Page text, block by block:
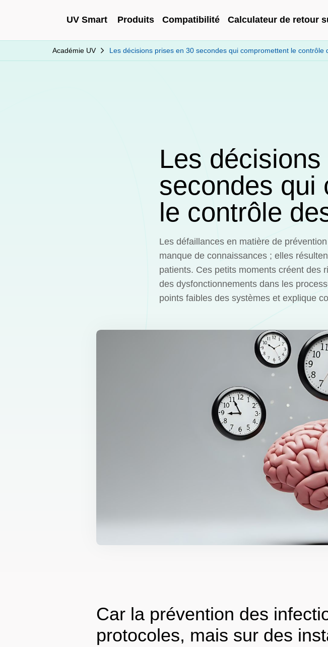
UV Smart Produits Compatibilité Calculateur de retour
Académie UV Les décisions prises en 30 secondes qui compromettent le contrôle
Les
secondes qui
le contrôle
Les défaillances en matière de
manque de connaissances ; elles
patients. Ces petits moments créent des
des dysfonctionnements dans les
points faibles des systèmes et explique
Car la prévention des
protocoles, mais sur des